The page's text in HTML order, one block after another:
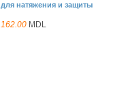
для натяжения и защиты
162.00 MDL